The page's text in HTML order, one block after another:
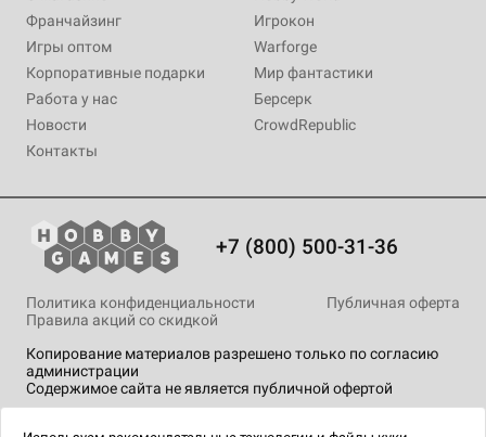
Франчайзинг
Игры оптом
Корпоративные подарки
Работа у нас
Новости
Контакты
Игрокон
Warforge
Мир фантастики
Берсерк
CrowdRepublic
+7 (800) 500-31-36
Копирование материалов разрешено только по согласию
администрации
Содержимое сайта не является публичной офертой
Политика конфиденциальности
Публичная оферта
Правила акций со скидкой
технологии .